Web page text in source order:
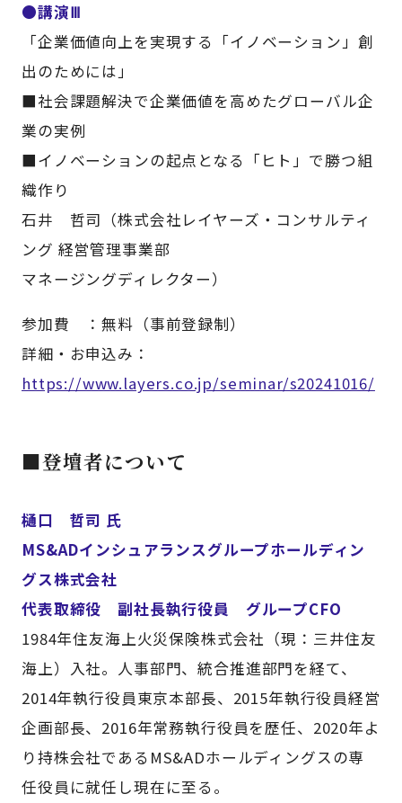
●講演Ⅲ
「企業価値向上を実現する「イノベーション」創
出のためには」
■社会課題解決で企業価値を高めたグローバル企
業の実例
■イノベーションの起点となる「ヒト」で勝つ組
織作り
石井 哲司（株式会社レイヤーズ・コンサルティ
ング 経営管理事業部
マネージングディレクター）
参加費 ：無料（事前登録制）
詳細・お申込み：
https://www.layers.co.jp/seminar/s20241016/
■登壇者について
樋口 哲司 氏
MS&ADインシュアランスグループホールディン
グス株式会社
代表取締役 副社長執行役員 グループCFO
1984年住友海上火災保険株式会社（現：三井住友
海上）入社。人事部門、統合推進部門を経て、
2014年執行役員東京本部長、2015年執行役員経営
企画部長、2016年常務執行役員を歴任、2020年よ
り持株会社であるMS&ADホールディングスの専
任役員に就任し現在に至る。